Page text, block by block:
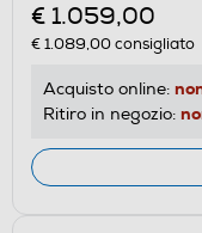
€ 1.059,00
€ 1.089,00consigliato
Acquisto online:
Ritiro in negozio: